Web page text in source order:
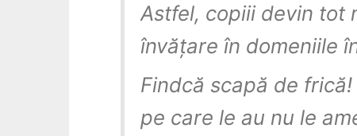
Astfel, copiii devin tot
învățare în domeniile
Findcă scapă de
pe care le au nu le